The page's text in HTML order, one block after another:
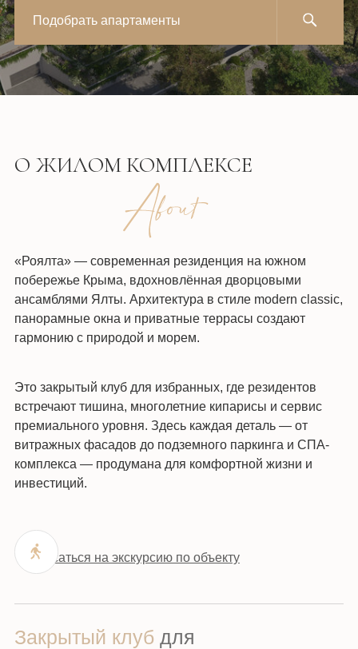
Подобрать апартаменты
О ЖИЛОМ КОМПЛЕКСЕ
Закрытый клуб для
«Роялта» — современная резиденция на южном
побережье Крыма, вдохновлённая дворцовыми
ансамблями Ялты. Архитектура в стиле modern classic,
панорамные окна и приватные террасы создают
гармонию с природой и морем.
Это закрытый клуб для избранных, где резидентов
встречают тишина, многолетние кипарисы и сервис
премиального уровня. Здесь каждая деталь — от
витражных фасадов до подземного паркинга и СПА-
комплекса — продумана для комфортной жизни и
инвестиций.
Записаться на экскурсию по объекту